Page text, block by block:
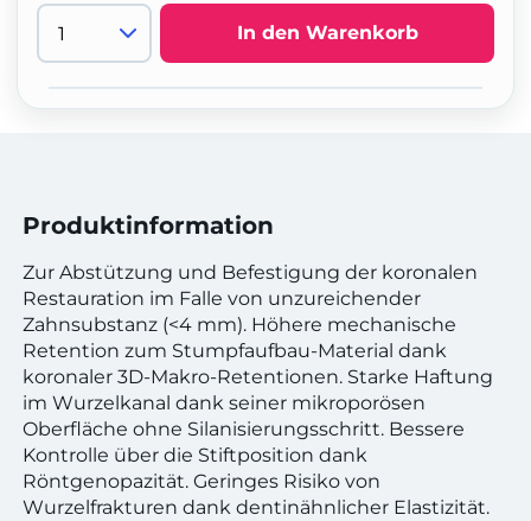
In den Warenkorb
Produktinformation
Zur Abstützung und Befestigung der koronalen
Restauration im Falle von unzureichender
Zahnsubstanz (<4 mm). Höhere mechanische
Retention zum Stumpfaufbau-Material dank
koronaler 3D-Makro-Retentionen. Starke Haftung
im Wurzelkanal dank seiner mikroporösen
Oberfläche ohne Silanisierungsschritt. Bessere
Kontrolle über die Stiftposition dank
Röntgenopazität. Geringes Risiko von
Wurzelfrakturen dank dentinähnlicher Elastizität.